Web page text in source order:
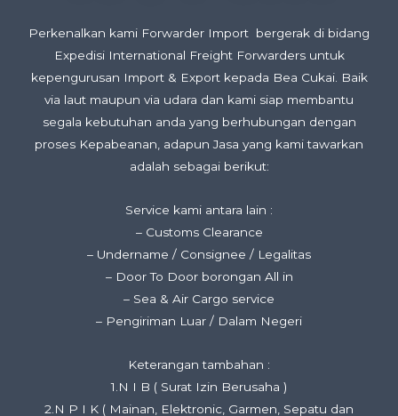
Perkenalkan kami Forwarder Import bergerak di bidang
Expedisi International Freight Forwarders untuk
kepengurusan Import & Export kepada Bea Cukai. Baik
via laut maupun via udara dan kami siap membantu
segala kebutuhan anda yang berhubungan dengan
proses Kepabeanan, adapun Jasa yang kami tawarkan
adalah sebagai berikut:
Service kami antara lain :
– Customs Clearance
– Undername / Consignee / Legalitas
– Door To Door borongan All in
– Sea & Air Cargo service
– Pengiriman Luar / Dalam Negeri
Keterangan tambahan :
1.N I B ( Surat Izin Berusaha )
2.N P I K ( Mainan, Elektronic, Garmen, Sepatu dan